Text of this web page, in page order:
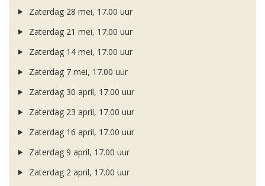
Zaterdag 28 mei, 17.00 uur
Zaterdag 21 mei, 17.00 uur
Zaterdag 14 mei, 17.00 uur
Zaterdag 7 mei, 17.00 uur
Zaterdag 30 april, 17.00 uur
Zaterdag 23 april, 17.00 uur
Zaterdag 16 april, 17.00 uur
Zaterdag 9 april, 17.00 uur
Zaterdag 2 april, 17.00 uur